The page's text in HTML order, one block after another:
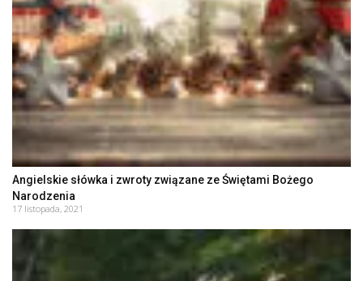
Angielskie słówka i zwroty związane ze Świętami Bożego
Narodzenia
17 listopada, 2021